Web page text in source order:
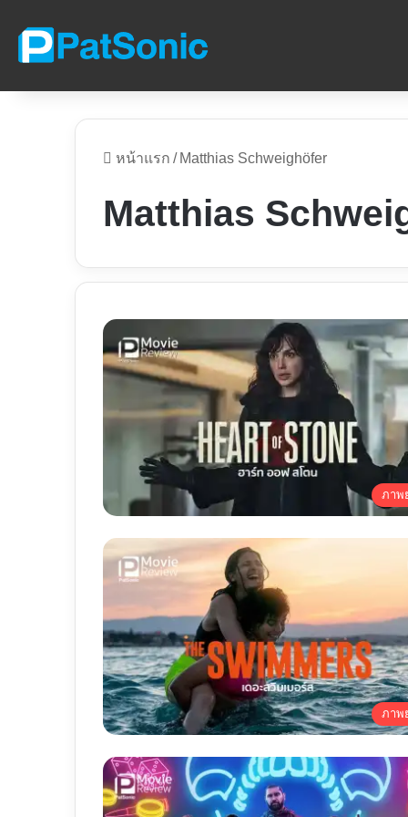
หน้าแรก / Matthias Schweighöfer
Matthias
ภาพ
ภาพ